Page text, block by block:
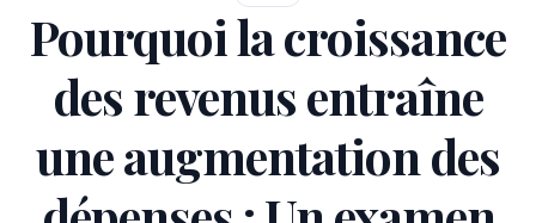
personnelles, les
organisations et les
gouvernements
Pourquoi la croissance
des revenus entraîne
une augmentation des